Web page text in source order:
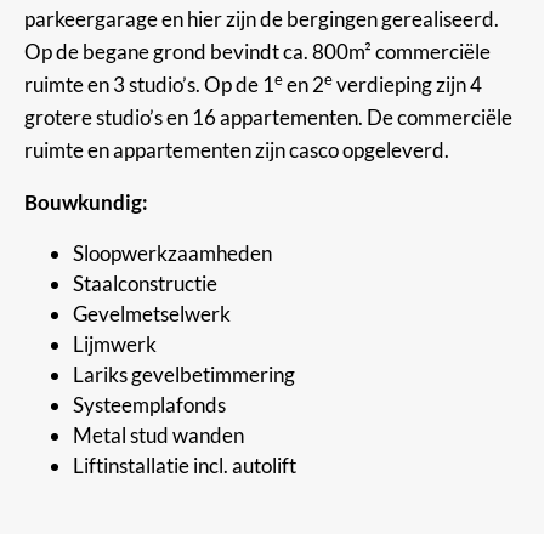
parkeergarage en hier zijn de bergingen gerealiseerd.
Op de begane grond bevindt ca. 800m² commerciële
ruimte en 3 studio’s. Op de 1een 2everdieping zijn 4
grotere studio’s en 16 appartementen. De commerciële
ruimte en appartementen zijn casco opgeleverd.
Bouwkundig:
Sloopwerkzaamheden
Staalconstructie
Gevelmetselwerk
Lijmwerk
Lariks gevelbetimmering
Systeemplafonds
Metal stud wanden
Liftinstallatie incl. autolift